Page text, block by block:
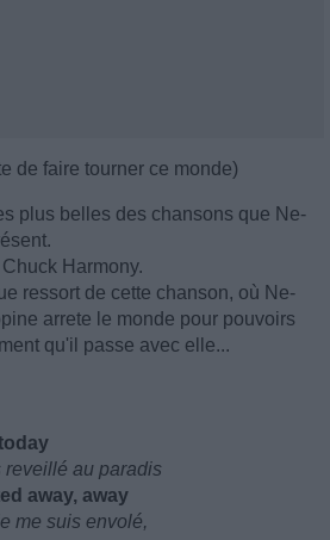
de faire tourner ce monde)
plus belles des chansons que Ne-
Harmony.
ressort de cette chanson, où Ne-
arrete le monde pour pouvoirs
qu'il passe avec elle...
au paradis
away, away
me suis envolé,